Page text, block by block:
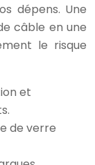
dépens. Une
câble en une
le risque
et
de verre